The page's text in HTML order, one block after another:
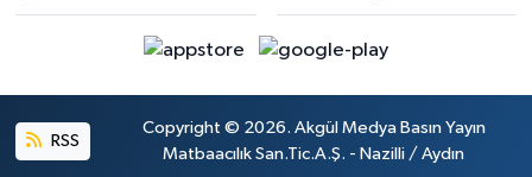
RSS
Copyright © 2026. Akgül Medya Basın Yayın
Matbaacılık San.Tic.A.Ş. - Nazilli / Aydın